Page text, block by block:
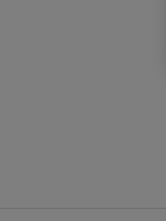
staat garant
uit